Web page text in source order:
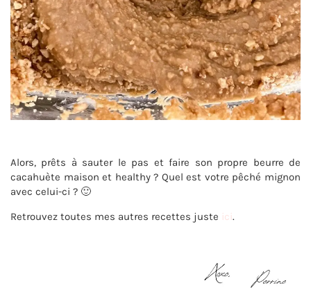
Alors, prêts à sauter le pas et faire son propre beurre de
cacahuète maison et healthy ? Quel est votre pêché mignon
avec celui-ci ? 🙂
Retrouvez toutes mes autres recettes juste ici.